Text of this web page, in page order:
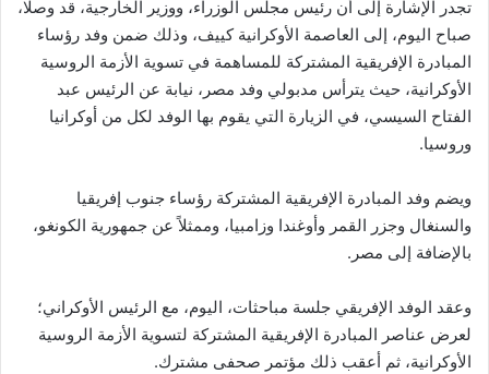
تجدر الإشارة إلى أن رئيس مجلس الوزراء، ووزير الخارجية، قد وصلا،
صباح اليوم، إلى العاصمة الأوكرانية كييف، وذلك ضمن وفد رؤساء
المبادرة الإفريقية المشتركة للمساهمة في تسوية الأزمة الروسية
الأوكرانية، حيث يترأس مدبولي وفد مصر، نيابة عن الرئيس عبد
الفتاح السيسي، في الزيارة التي يقوم بها الوفد لكل من أوكرانيا
وروسيا.
ويضم وفد المبادرة الإفريقية المشتركة رؤساء جنوب إفريقيا
والسنغال وجزر القمر وأوغندا وزامبيا، وممثلاً عن جمهورية الكونغو،
بالإضافة إلى مصر.
وعقد الوفد الإفريقي جلسة مباحثات، اليوم، مع الرئيس الأوكراني؛
لعرض عناصر المبادرة الإفريقية المشتركة لتسوية الأزمة الروسية
الأوكرانية، ثم أعقب ذلك مؤتمر صحفى مشترك.